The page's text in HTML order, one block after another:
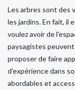
Les arbres sont des
les jardins. En fait, il
voulez avoir de
paysagistes
proposer de faire
d'expérience dans
abordables et